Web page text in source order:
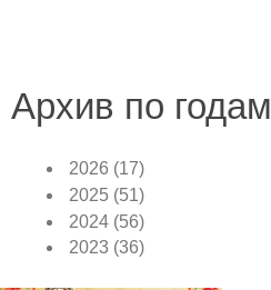
Архив по годам
2026 (17)
2025 (51)
2024 (56)
2023 (36)